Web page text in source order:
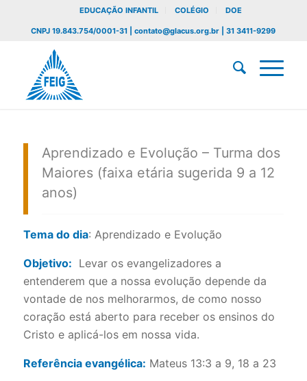
EDUCAÇÃO INFANTIL COLÉGIO DOE
CNPJ 19.843.754/0001-31 | contato@glacus.org.br | 31 3411-9299
Aprendizado e Evolução – Turma dos
Maiores (faixa etária sugerida 9 a 12
anos)
Tema do dia: Aprendizado e Evolução
Objetivo: Levar os evangelizadores a
entenderem que a nossa evolução depende da
vontade de nos melhorarmos, de como nosso
coração está aberto para receber os ensinos do
Cristo e aplicá-los em nossa vida.
Referência evangélica: Mateus 13:3 a 9, 18 a 23